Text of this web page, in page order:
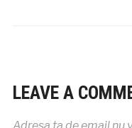
LEAVE A